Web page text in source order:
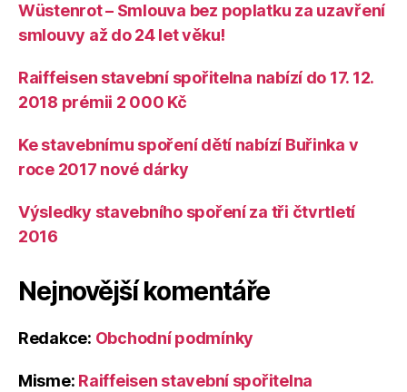
Wüstenrot – Smlouva bez poplatku za uzavření
smlouvy až do 24 let věku!
Raiffeisen stavební spořitelna nabízí do 17. 12.
2018 prémii 2 000 Kč
Ke stavebnímu spoření dětí nabízí Buřinka v
roce 2017 nové dárky
Výsledky stavebního spoření za tři čtvrtletí
2016
Nejnovější komentáře
Redakce: Obchodní podmínky
Misme: Raiffeisen stavební spořitelna